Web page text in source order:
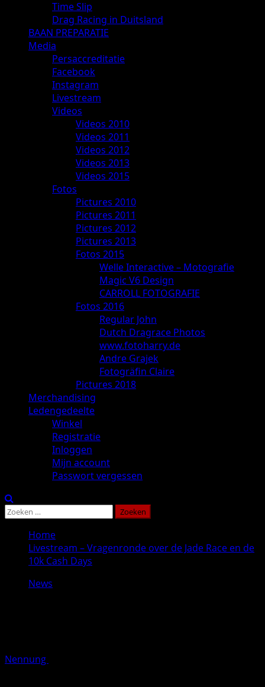
Time Slip
Drag Racing in Duitsland
BAAN PREPARATIE
Media
Persaccreditatie
Facebook
Instagram
Livestream
Videos
Videos 2010
Videos 2011
Videos 2012
Videos 2013
Videos 2015
Fotos
Pictures 2010
Pictures 2011
Pictures 2012
Pictures 2013
Fotos 2015
Welle Interactive – Motografie
Magic V6 Design
CARROLL FOTOGRAFIE
Fotos 2016
Regular John
Dutch Dragrace Photos
www.fotoharry.de
Andre Grajek
Fotogräfin Claire
Pictures 2018
Merchandising
Ledengedeelte
Winkel
Registratie
Inloggen
Mijn account
Passwort vergessen
Zoeken
Home
Livestream – Vragenronde over de Jade Race en de
10k Cash Days
News
Nennung